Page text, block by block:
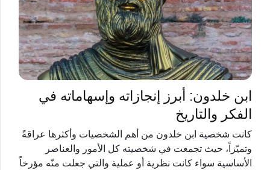
ابن خلدون: أبرز إنجازاته وإسهاماته في
الفكر والتاريخ
كانت شخصية ابن خلدون من أهم الشخصيات وأكثرها عراقةً
وتميّزاً، حيث تجمعت في شخصيته كل الأمور والعناصر
الأساسية سواء كانت نظرية أو عملية والتي جعلت منّه مؤرخاً